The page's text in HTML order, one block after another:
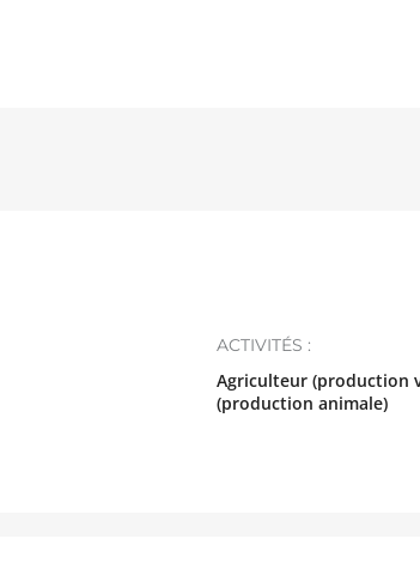
ACTIVITÉS :
Agriculteur (production
(production animale)